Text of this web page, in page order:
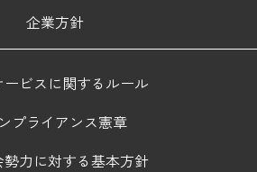
企業方針
ービスに関するルール
プライアンス憲章
勢力に対する基本方針